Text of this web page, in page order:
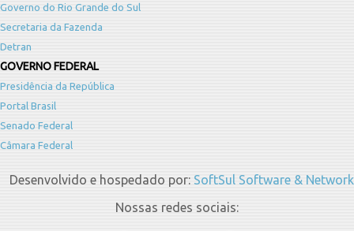
Governo do Rio Grande do Sul
Secretaria da Fazenda
Detran
GOVERNO FEDERAL
Presidência da República
Portal Brasil
Senado Federal
Câmara Federal
Desenvolvido e hospedado por: SoftSul Software & Network
Nossas redes sociais: